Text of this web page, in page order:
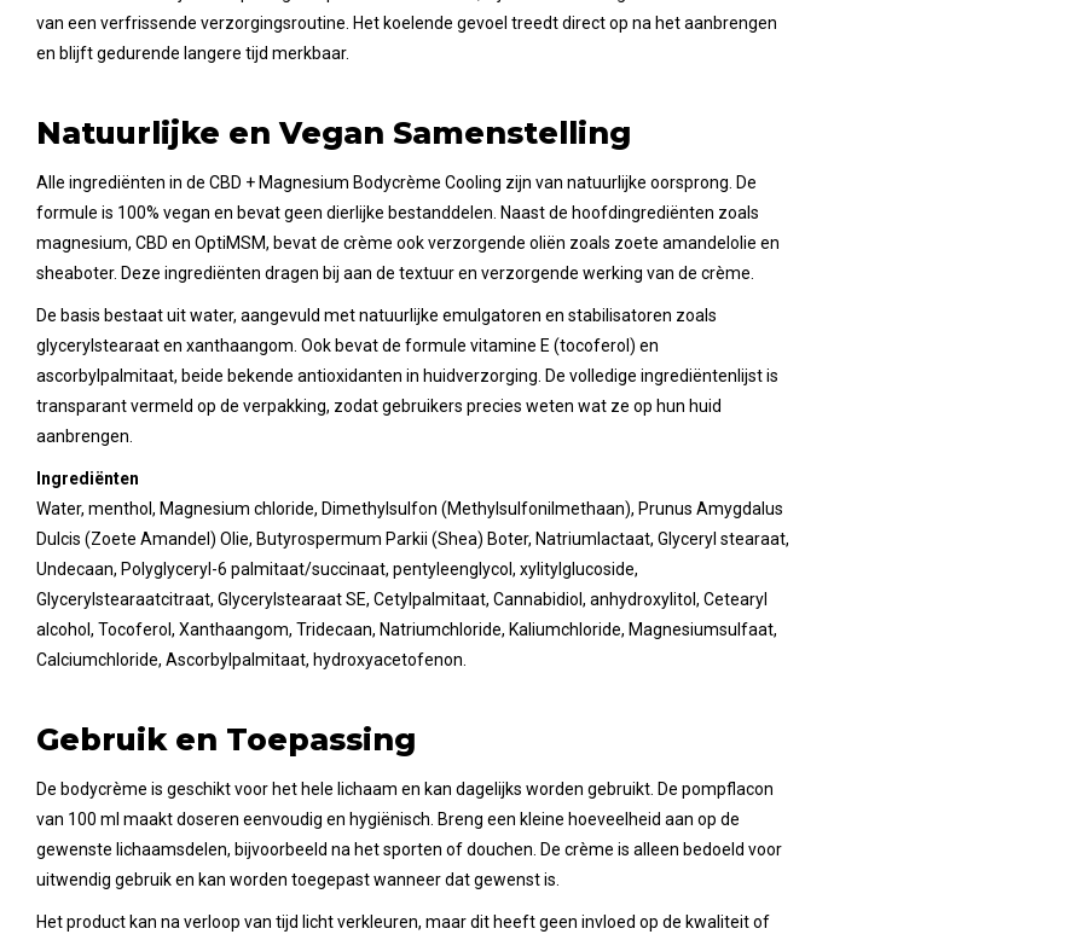
van een verfrissende verzorgingsroutine. Het koelende gevoel treedt direct op na het aanbrengen
en blijft gedurende langere tijd merkbaar.
Natuurlijke en Vegan Samenstelling
Alle ingrediënten in de CBD + Magnesium Bodycrème Cooling zijn van natuurlijke oorsprong. De
formule is 100% vegan en bevat geen dierlijke bestanddelen. Naast de hoofdingrediënten zoals
magnesium, CBD en OptiMSM, bevat de crème ook verzorgende oliën zoals zoete amandelolie en
sheaboter. Deze ingrediënten dragen bij aan de textuur en verzorgende werking van de crème.
De basis bestaat uit water, aangevuld met natuurlijke emulgatoren en stabilisatoren zoals
glycerylstearaat en xanthaangom. Ook bevat de formule vitamine E (tocoferol) en
ascorbylpalmitaat, beide bekende antioxidanten in huidverzorging. De volledige ingrediëntenlijst is
transparant vermeld op de verpakking, zodat gebruikers precies weten wat ze op hun huid
aanbrengen.
Ingrediënten
Water, menthol, Magnesium chloride, Dimethylsulfon (Methylsulfonilmethaan), Prunus Amygdalus
Dulcis (Zoete Amandel) Olie, Butyrospermum Parkii (Shea) Boter, Natriumlactaat, Glyceryl stearaat,
Undecaan, Polyglyceryl-6 palmitaat/succinaat, pentyleenglycol, xylitylglucoside,
Glycerylstearaatcitraat, Glycerylstearaat SE, Cetylpalmitaat, Cannabidiol, anhydroxylitol, Cetearyl
alcohol, Tocoferol, Xanthaangom, Tridecaan, Natriumchloride, Kaliumchloride, Magnesiumsulfaat,
Calciumchloride, Ascorbylpalmitaat, hydroxyacetofenon.
Gebruik en Toepassing
De bodycrème is geschikt voor het hele lichaam en kan dagelijks worden gebruikt. De pompflacon
van 100 ml maakt doseren eenvoudig en hygiënisch. Breng een kleine hoeveelheid aan op de
gewenste lichaamsdelen, bijvoorbeeld na het sporten of douchen. De crème is alleen bedoeld voor
uitwendig gebruik en kan worden toegepast wanneer dat gewenst is.
Het product kan na verloop van tijd licht verkleuren, maar dit heeft geen invloed op de kwaliteit of